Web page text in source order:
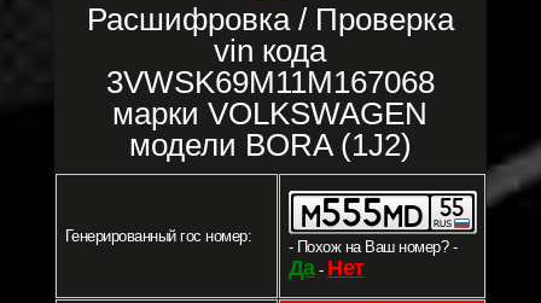
Расшифровка / Проверка
vin кода
3VWSK69M11M167068
марки VOLKSWAGEN
модели BORA (1J2)
Генерированный гос номер:
- Похож на Ваш номер? -
Да- Нет